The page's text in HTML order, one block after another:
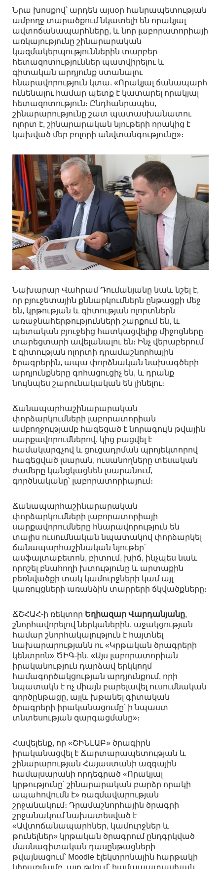
Նրա խոսքով՝ արդեն այսօր հանրապետության
ամբողջ տարածքում նկատելի են որակյալ
ավտոճանապարհները, և նոր լաբորատորիայի
առկայությունը շինարարական
կազմակերպություններին տարբեր
հետազոտություններ պատվիրելու և
գիտական արդյունք ստանալու
հնարավորություն կտա. «Որակյալ ճանապարհ
ունենալու համար պետք է կատարել որակյալ
հետազոտություն։ Ընդհանրապես,
շինարարությունը շատ պատասխանատու
ոլորտ է, շինարարական նյութերի որակից է
կախված մեր բոլորի անվտանգությունը»։
Նախարար Վահրամ Դումանյանը նաև նշել է,
որ բյուջետային քննարկումներն ընթացքի մեջ
են, կրթության և գիտության ոլորտներն
առաջնահերթությունների շարքում են, և
պետական բյուջեից հատկացվելիք միջոցները
տարեցտարի ավելանալու են։ Ինչ վերաբերում
է գիտության ոլորտի դրամաշնորհային
ծրագրերին, ապա փորձնական նախագծերի
արդյունքները գոհացուցիչ են, և դրանք
նույնպես շարունակական են լինելու։
Ճանապարհաշինարարական
փորձարկումների լաբորատորիան
ամբողջությամբ հագեցած է նորագույն թվային
սարքավորումներով, կից բացվել է
համակարգչով և ցուցադրման պրոյեկտորով
հագեցված լսարան, ուսանողները տեսական
ժամերը կանցկացնեն լսարանում,
գործնականը՝ լաբորատորիայում։
Ճանապարհաշինարարական
փորձարկումների լաբորատորիայի
սարքավորումները հնարավորություն են
տալիս ուսումնական նպատակով փորձարկել
ճանապարհաշինական նյութեր՝
ասֆալտաբետոն, բիտում, խիճ, ինչպես նաև
որոշել բնահողի խտությունը և արտաքին
բեռնվածքի տակ կամուրջների կամ այլ
կառույցների առանձին տարրերի ճկվածքները։
ՃՇՀԱՀ-ի ռեկտոր Եղիազար Վարդանյանը,
շնորհավորելով ներկաներին, աջակցության
համար շնորհակալություն է հայտնել
նախարարությանն ու «Կրթական ծրագրերի
կենտրոն» ԾԻԳ-ին. «Այս լաբորատորիան
իրականություն դարձավ երկկողմ
համագործակցության արդյունքում, որի
նպատակն է ոչ միայն բարելավել ուսումնական
գործընթացը, այլև խթանել գիտական
ծրագրերի իրականացումը՝ ի նպաստ
տնտեսության զարգացմանը»։
Հավելենք, որ «ՇԻՆԼԱԲ» ծրագիրն
իրականացվել է Ճարտարապետության և
շինարարության Հայաստանի ազգային
համալսարանի որդեգրած «Որակյալ
կրթությունը՝ շինարարական բարձր որակի
ապահովումն է» ռազմավարության
շրջանակում։ Դրամաշնորհային ծրագրի
շրջանակում նախատեսված է
«Ավտոճանապարհներ, կամուրջներ և
թունելներ» կրթական ծրագրում ընդգրկված
մասնագիտական դասընթացների
թվայնացում՝ Moodle էլեկտրոնային հարթակի